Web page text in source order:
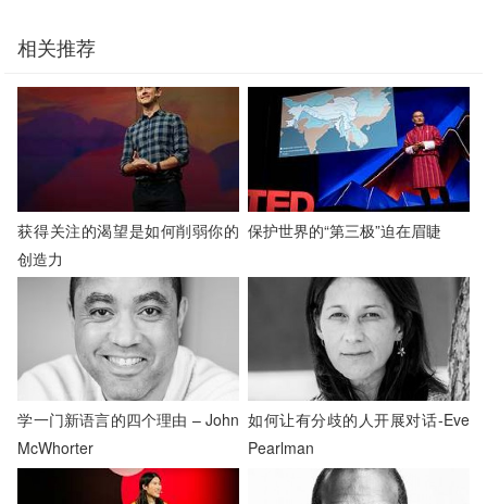
相关推荐
获得关注的渴望是如何削弱你的
创造力
保护世界的“第三极”迫在眉睫
学一门新语言的四个理由 – John
McWhorter
如何让有分歧的人开展对话-Eve
Pearlman